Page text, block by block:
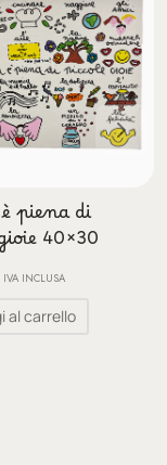
piena di
40×30
IVA INCLUSA
al carrello